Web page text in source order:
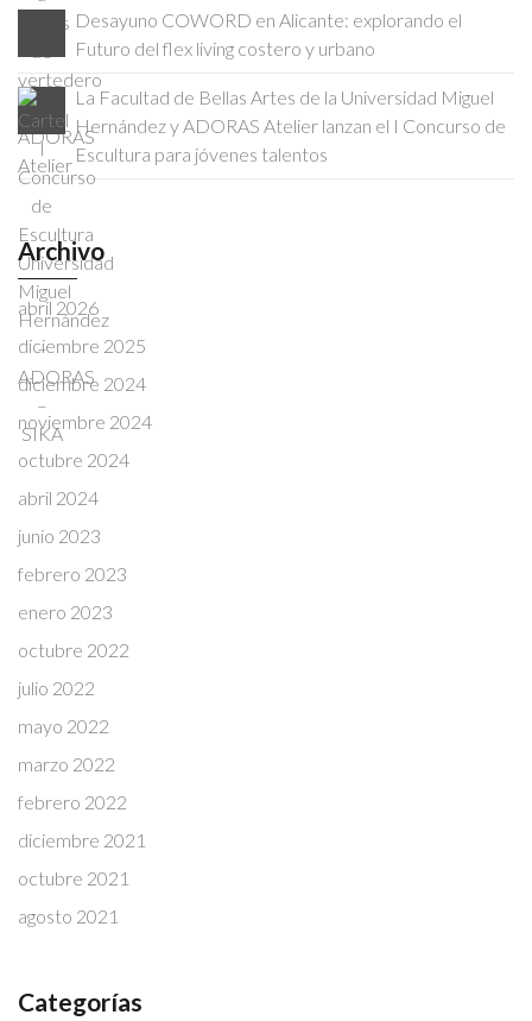
Desayuno COWORD en Alicante: explorando el
Futuro del flex living costero y urbano
La Facultad de Bellas Artes de la Universidad Miguel
Hernández y ADORAS Atelier lanzan el I Concurso de
Escultura para jóvenes talentos
Archivo
abril 2026
diciembre 2025
diciembre 2024
noviembre 2024
octubre 2024
abril 2024
junio 2023
febrero 2023
enero 2023
octubre 2022
julio 2022
mayo 2022
marzo 2022
febrero 2022
diciembre 2021
octubre 2021
agosto 2021
Categorías